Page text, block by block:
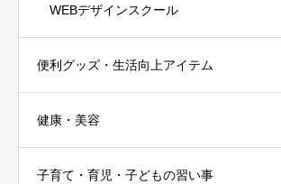
WEBデザインスクール
便利グッズ・生活向上アイテム
健康・美容
子育て・育児・子どもの習い事